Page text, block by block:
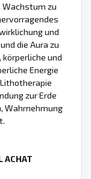
zu
und
die Aura zu
und
Energie
zur Erde
Wahrnehmung
ACHAT